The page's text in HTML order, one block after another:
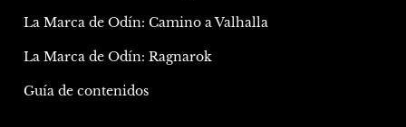
La Marca de Odín: Camino a Valhalla
La Marca de Odín: Ragnarok
Guía de contenidos